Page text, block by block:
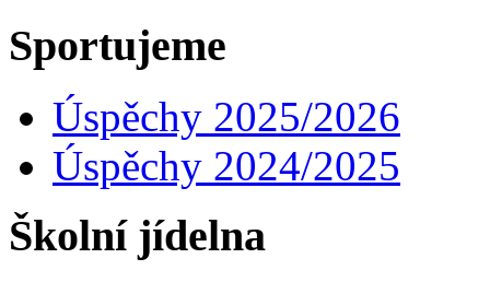
Sportujeme
Úspěchy 2025/2026
Úspěchy 2024/2025
Školní jídelna